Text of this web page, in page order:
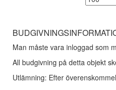
Man måste vara inloggad som
All budgivning på detta objekt
Utlämning: Efter